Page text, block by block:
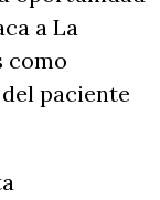
a La
como
paciente